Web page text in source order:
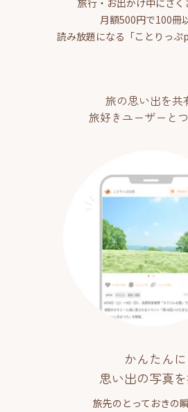
旅行・お出かけ中にさ
月額500円で100冊
読み放題になる「ことりっぷ
旅の思い出を共
旅好きユーザーと
かんたんに
思い出の写真
旅先のとっておきの瞬